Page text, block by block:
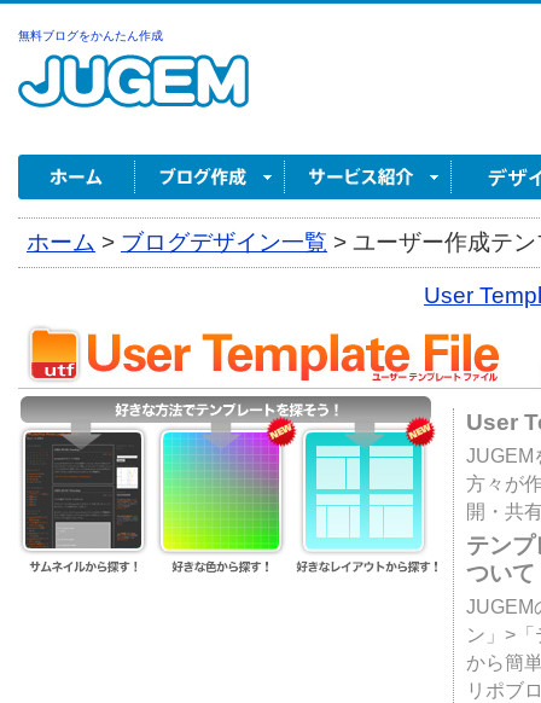
無料ブログをかんたん作成
ホーム > ブログデザイン一覧 > ユーザー作成テ
User
User
JUGEM
方々が
開・共
テン
ついて
JUGEM
ン」>
から簡
リポブ